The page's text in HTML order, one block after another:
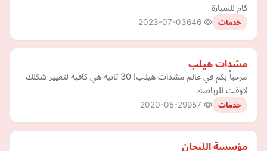
كام للسيارة
خدمات 2023-07-03
مشدات هيلب
مرحباً بكم في عالم مشدات هيلب! 30 ثانية هي كافية لتغيير شكلك
لاوقت للرياضة.
خدمات 2020-05-29
مؤسسة الليحان